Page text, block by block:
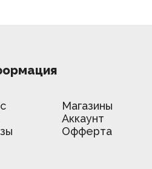
Магазины
Аккаунт
Офферта